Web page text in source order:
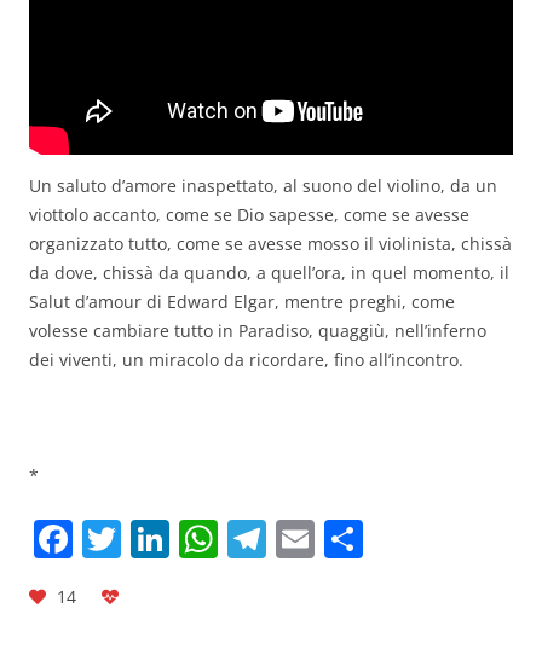
Un saluto d’amore inaspettato, al suono del violino, da un
viottolo accanto, come se Dio sapesse, come se avesse
organizzato tutto, come se avesse mosso il violinista, chissà
da dove, chissà da quando, a quell’ora, in quel momento, il
Salut d’amour di Edward Elgar, mentre preghi, come
volesse cambiare tutto in Paradiso, quaggiù, nell’inferno
dei viventi, un miracolo da ricordare, fino all’incontro.
*
F
a
c
T Li W T E
14